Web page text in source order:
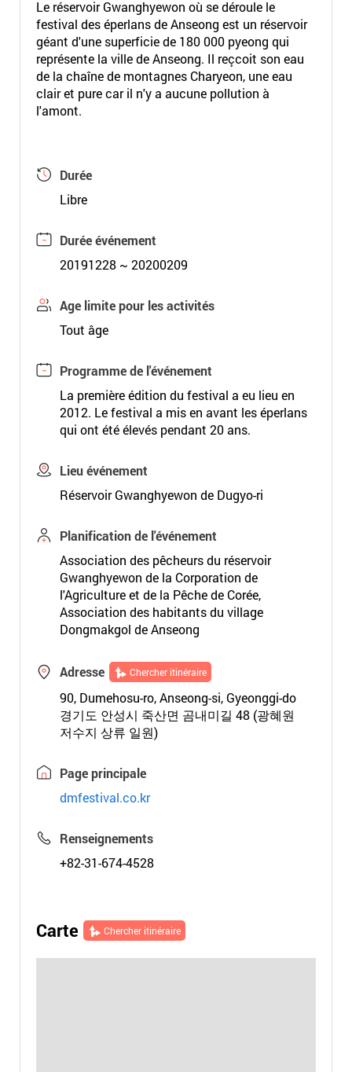
Le réservoir Gwanghyewon où se déroule le
festival des éperlans de Anseong est un réservoir
géant d'une superficie de 180 000 pyeong qui
représente la ville de Anseong. Il reçcoit son eau
de la chaîne de montagnes Charyeon, une eau
clair et pure car il n'y a aucune pollution à
l'amont.
Durée
Libre
Durée événement
20191228 ~ 20200209
Age limite pour les activités
Tout âge
Programme de l'événement
La première édition du festival a eu lieu en
2012. Le festival a mis en avant les éperlans
qui ont été élevés pendant 20 ans.
Lieu événement
Réservoir Gwanghyewon de Dugyo-ri
Planification de l'événement
Association des pêcheurs du réservoir
Gwanghyewon de la Corporation de
l'Agriculture et de la Pêche de Corée,
Association des habitants du village
Dongmakgol de Anseong
Adresse Chercher itinéraire
90, Dumehosu-ro, Anseong-si, Gyeonggi-do
경기도 안성시 죽산면 곰내미길 48 (광혜원
저수지 상류 일원)
Page principale
dmfestival.co.kr
Renseignements
+82-31-674-4528
Carte Chercher itinéraire